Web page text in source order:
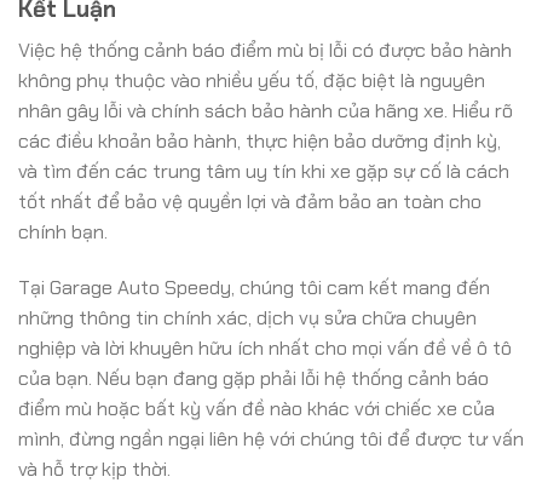
Kết Luận
Việc hệ thống cảnh báo điểm mù bị lỗi có được bảo hành
không phụ thuộc vào nhiều yếu tố, đặc biệt là nguyên
nhân gây lỗi và chính sách bảo hành của hãng xe. Hiểu rõ
các điều khoản bảo hành, thực hiện bảo dưỡng định kỳ,
và tìm đến các trung tâm uy tín khi xe gặp sự cố là cách
tốt nhất để bảo vệ quyền lợi và đảm bảo an toàn cho
chính bạn.
Tại Garage Auto Speedy, chúng tôi cam kết mang đến
những thông tin chính xác, dịch vụ sửa chữa chuyên
nghiệp và lời khuyên hữu ích nhất cho mọi vấn đề về ô tô
của bạn. Nếu bạn đang gặp phải lỗi hệ thống cảnh báo
điểm mù hoặc bất kỳ vấn đề nào khác với chiếc xe của
mình, đừng ngần ngại liên hệ với chúng tôi để được tư vấn
và hỗ trợ kịp thời.